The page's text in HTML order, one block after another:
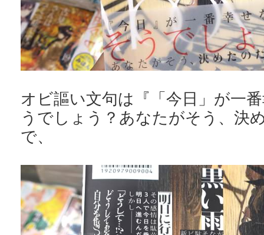
オビ謳い文句は『「今日」が一
うでしょう？あなたがそう、決
で、